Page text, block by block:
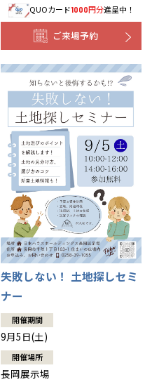
QUOカード1000円分進呈中！
ご来場予約
失敗しない！ 土地探しセミ
ナー
開催期間
9月5日(土)
開催場所
長岡展示場